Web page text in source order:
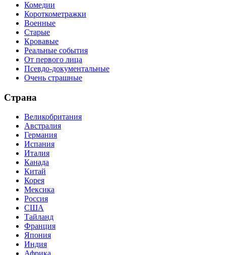
Комедии
Короткометражки
Военные
Старые
Кровавые
Реальные события
От первого лица
Псевдо-документальные
Очень страшные
Страна
Великобритания
Австралия
Германия
Испания
Италия
Канада
Китай
Корея
Мексика
Россия
США
Тайланд
Франция
Япония
Индия